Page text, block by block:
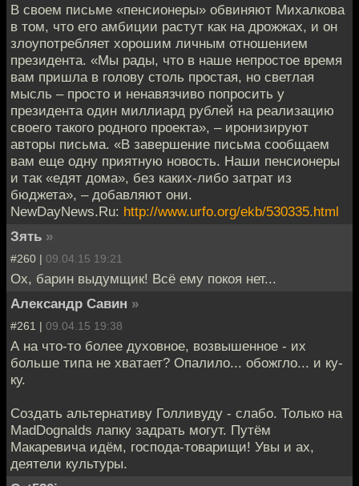
В своем письме «пенсионеры» обвиняют Михалкова
в том, что его амбиции растут как на дрожжах, и он
злоупотребляет хорошим личным отношением
президента. «Мы рады, что в наше непростое время
вам пришла в голову столь простая, но светлая
мысль – просто и ненавязчиво попросить у
президента один миллиард рублей на реализацию
своего такого родного проекта», – иронизируют
авторы письма. «В завершение письма сообщаем
вам еще одну приятную новость. Наши пенсионеры
и так «едят дома», без каких-либо затрат из
бюджета», – добавляют они.
NewDayNews.Ru: http://www.urfo.org/ekb/530335.html
Зять »
#260 | 09.04.15 19:21
Ох, барин выдумщик! Всё ему покоя нет...
Александр Савин »
#261 | 09.04.15 19:38
А на что-то более духовное, возвышенное - их
больше типа не хватает? Опалило... обожгло... и ку-
ку.
Создать альтернативу Голливуду - слабо. Только на
MadDognalds лапку задрать могут. Путём
Макаревича идём, господа-товарищи! Увы и ах,
деятели культуры.